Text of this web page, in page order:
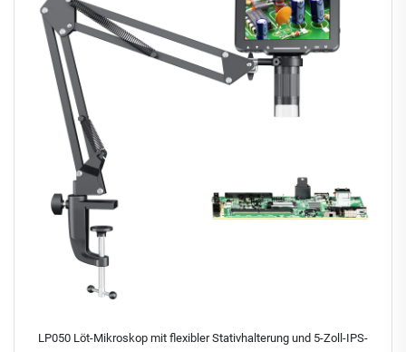
LP050 Löt-Mikroskop mit flexibler Stativhalterung und 5-Zoll-IPS-